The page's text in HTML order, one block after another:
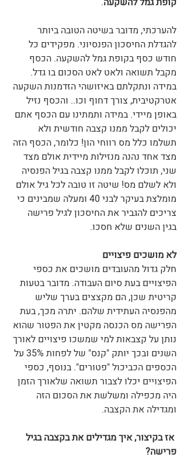
להערכתי, מדובר בשיטה הטובה ביותר
להגדלת החיסכון הפנסיוני. מפקידים כל
חודש כסף בקופת גמל להשקעה. הכסף
מקבל תשואה ולאט לאט הסכום בו גדל.
במידה ונתקלתם באיזושהי הזדמנות השקעה
אטרקטיבית, צורך דחוף וכו.. והכסף נזיל
באופן מיידי. במידה ותמתינו עם הכסף אתם
יכולים לקבל ממנו קצבה חודשית ולא
תשלמו כלל מס רווחי הון! כלומר, הכסף הזה
מצד אחד נהנה מנזילות מיידית אולם מצד
שני, תוכלו לקבל ממנו קצבה בגיל הפנסיה
ולא לשלם מס! שיטה זו טובה לכל גיל אולם
מומלצת בעיקר לבני 40 ומעלה שמבינים כי
צריכים להגביר את החיסכון לגיל פרישה
בגין השנים שלא חסכו.
לא מושכים פיצויים
חלק גדול מהעובדים מושכים את כספי
הפיצויים בעת סיום העבודה. מדובר בטעות
קריטית שכן, הם מקצצים בערך שליש
מהפנסיה העתידית שלהם. יתרה מכך, בעת
הפרישה מס הכנסה מקטין את הפטור שהוא
נותן על קצבאות למי שמשכו פיצויים לאורך
השנים ובכך יותק "קנס" של לפחות 35% על
הכספים הכביכול "פטורים". בנוסף, כספי
הפיצויים יכלו לצבור תשואה שלאורך הזמן
היה מכפילה ומשלשת את הסכום הזה
ומגדילה את הקצבה.
אז בקיצור, איך מגדילים את בקצבה בגיל
פרישה?